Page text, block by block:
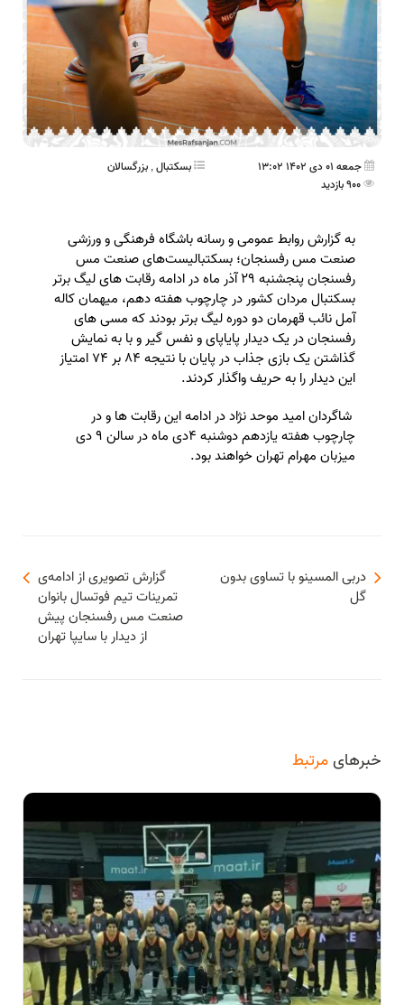
جمعه 01 دی 1402 13:02 بسکتبال, بزرگسالان
به گزارش روابط عمومی و رسانه باشگاه فرهنگی و ورزشی
صنعت مس رفسنجان؛ بسکتبالیست‌های صنعت مس
رفسنجان پنجشنبه ۲۹ آذر ماه در ادامه رقابت های لیگ برتر
بسکتبال مردان کشور در چارچوب هفته دهم، میهمان کاله
آمل نائب قهرمان دو دوره لیگ برتر بودند که مسی های
رفسنجان در یک دیدار پایاپای و نفس گیر و با به نمایش
گذاشتن یک بازی جذاب در پایان با نتیجه ۸۴ بر ۷۴ امتیاز
این دیدار را به حریف واگذار کردند.
شاگردان امید موحد نژاد در ادامه این رقابت ها و در
چارچوب هفته یازدهم دوشنبه ۴دی ماه در سالن ۹ دی
میزبان مهرام تهران خواهند بود.
گزارش تصویری از ادامه‌ی
تمرینات تیم فوتسال بانوان
صنعت مس رفسنجان پیش
از دیدار با سایپا تهران
دربی المسینو با تساوی بدون
گل
خبرهایمرتبط